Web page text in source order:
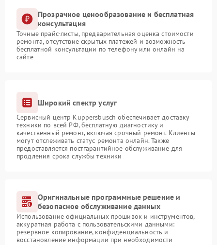
Прозрачное ценообразование и бесплатная
консультация
Точные прайс-листы, предварительная оценка стоимости
ремонта, отсутствие скрытых платежей и возможность
бесплатной консультации по телефону или онлайн на
сайте
Широкий спектр услуг
Сервисный центр Kuppersbusch обеспечивает доставку
техники по всей РФ, бесплатную диагностику и
качественный ремонт, включая срочный ремонт. Клиенты
могут отслеживать статус ремонта онлайн. Также
предоставляется постгарантийное обслуживание для
продления срока службы техники
Оригинальные программные решение и
безопасное обслуживание данных
Использование официальных прошивок и инструментов,
аккуратная работа с пользовательскими данными:
резервное копирование, конфиденциальность и
восстановление информации при необходимости